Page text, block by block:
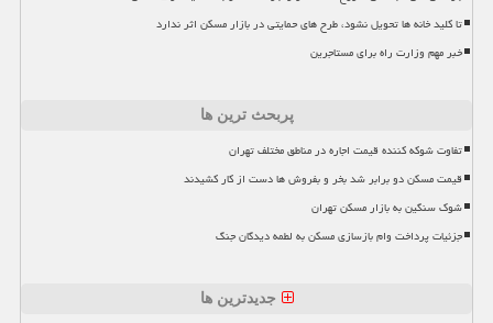
تا کلید خانه ها تحویل نشود، طرح های حمایتی در بازار مسکن اثر ندارد
خبر مهم وزارت راه برای مستاجرین
پربحث ترین ها
تفاوت شوکه کننده قیمت اجاره در مناطق مختلف تهران
قیمت مسکن دو برابر شد بخر و بفروش ها دست از کار کشیدند
شوک سنگین به بازار مسکن تهران
جزئیات پرداخت وام بازسازی مسکن به لطمه دیدگان جنگ
جدیدترین ها